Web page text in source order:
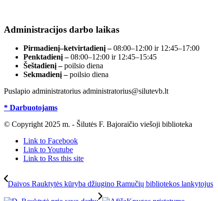
Administracijos darbo laikas
Pirmadienį–ketvirtadienį –08:00–12:00 ir 12:45–17:00
Penktadienį –08:00–12:00 ir 12:45–15:45
Šeštadienį –poilsio diena
Sekmadienį –poilsio diena
Puslapio administratorius administratorius@silutevb.lt
* Darbuotojams
© Copyright 2025 m. - Šilutės F. Bajoraičio viešoji biblioteka
Link to Facebook
Link to Youtube
Link to Rss this site
Daivos Rauktytės kūryba džiugino Ramučių bibliotekos lankytojus